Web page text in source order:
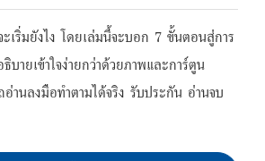
เริ่มยังไง โดยเล่มนี้จะบอก 7 ขั้นตอนสู่การ
บายเข้าใจง่ายกว่าด้วยภาพและการ์ตูน
านลงมือทำตามได้จริง รับประกัน อ่านจบ